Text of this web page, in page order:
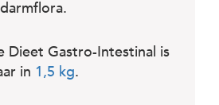
Dieet Gastro-Intestinal is
in 1,5 kg.